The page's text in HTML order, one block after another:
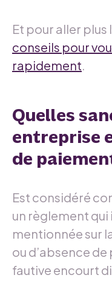
Et pour aller
conseils pour
rapidement
Quelles
entreprise
de
Est considéré
un règlement
mentionnée sur
ou d’absence
fautive encourt